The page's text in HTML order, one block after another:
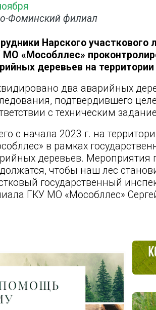
Фоминский филиал
Нарского
МО «Мособллес»
деревьев на
два аварийных
подтвердившего
с техническим
с начала 2023 г. на
в рамках
деревьев. Мероприятия
чтобы наш лес
государственный
ГКУ МО «Мособллес»